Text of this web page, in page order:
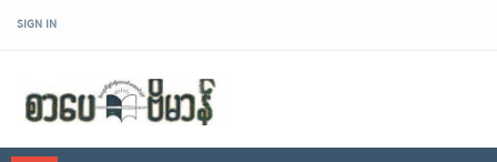
SIGN IN